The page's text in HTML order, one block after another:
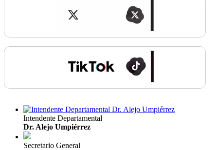
Intendente Departamental
Dr. Alejo Umpiérrez
Secretario General